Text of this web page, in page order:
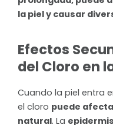
la piel y causar
Efectos
del Cloro en
Cuando la piel entra
el cloro puede
natural. La epidermis